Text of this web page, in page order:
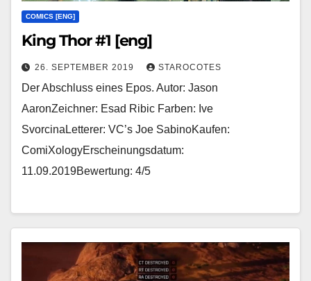
COMICS [ENG]
King Thor #1 [eng]
26. SEPTEMBER 2019 STAROCOTES
Der Abschluss eines Epos. Autor: Jason
AaronZeichner: Esad Ribic Farben: Ive
SvorcinaLetterer: VC’s Joe SabinoKaufen:
ComiXologyErscheinungsdatum:
11.09.2019Bewertung: 4/5